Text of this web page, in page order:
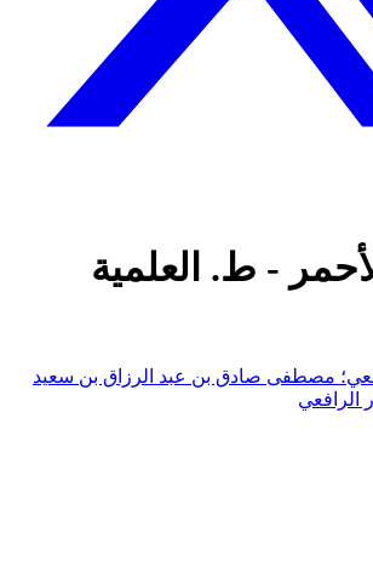
- ط. العلمية
مصطفى صادق بن عبد الرزاق بن سعيد
الرافعي